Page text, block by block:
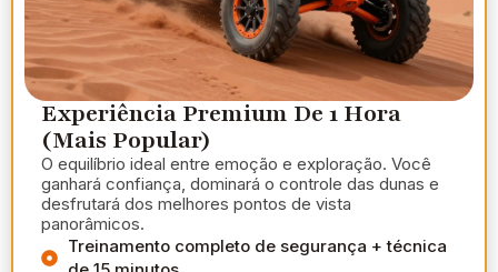
Experiência Premium De 1 Hora
(mais Popular)
O equilíbrio ideal entre emoção e exploração. Você
ganhará confiança, dominará o controle das dunas e
desfrutará dos melhores pontos de vista
panorâmicos.
Treinamento completo de segurança + técnica